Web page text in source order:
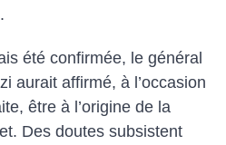
été confirmée, le général
aurait affirmé, à l’occasion
être à l’origine de la
Des doutes subsistent